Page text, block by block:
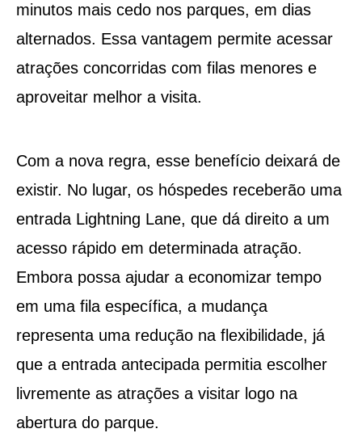
minutos mais cedo nos parques, em dias
alternados. Essa vantagem permite acessar
atrações concorridas com filas menores e
aproveitar melhor a visita.
Com a nova regra, esse benefício deixará de
existir. No lugar, os hóspedes receberão uma
entrada Lightning Lane, que dá direito a um
acesso rápido em determinada atração.
Embora possa ajudar a economizar tempo
em uma fila específica, a mudança
representa uma redução na flexibilidade, já
que a entrada antecipada permitia escolher
livremente as atrações a visitar logo na
abertura do parque.